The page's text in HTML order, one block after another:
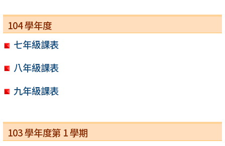
104 學年度
七年級課表
八年級課表
九年級課表
103 學年度第 1 學期